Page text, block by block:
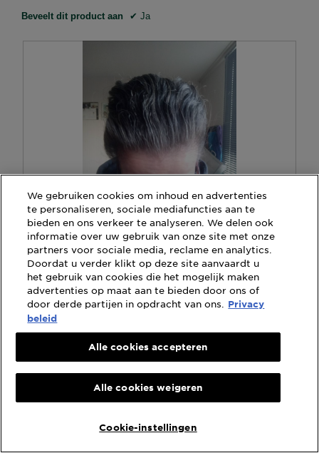
Beveelt dit product aan ✔ Ja
V
o
o
h
e
t
e
b
u
F
o
o
M
e
t
e
z
a
We gebruiken cookies om inhoud en advertenties
te personaliseren, sociale mediafuncties aan te
bieden en ons verkeer te analyseren. We delen ook
informatie over uw gebruik van onze site met onze
partners voor sociale media, reclame en analytics.
Doordat u verder klikt op deze site aanvaardt u
het gebruik van cookies die het mogelijk maken
advertenties op maat aan te bieden door ons of
door derde partijen in opdracht van ons.
Privacy
beleid
Cookie-instellingen
Alle cookies weigeren
Alle cookies accepteren